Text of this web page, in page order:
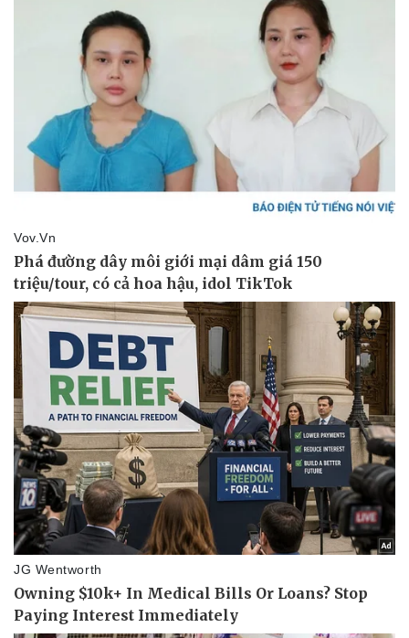
Pháp luật
Quân sự - Quốc phòng
Vũ khí
Việt Nam